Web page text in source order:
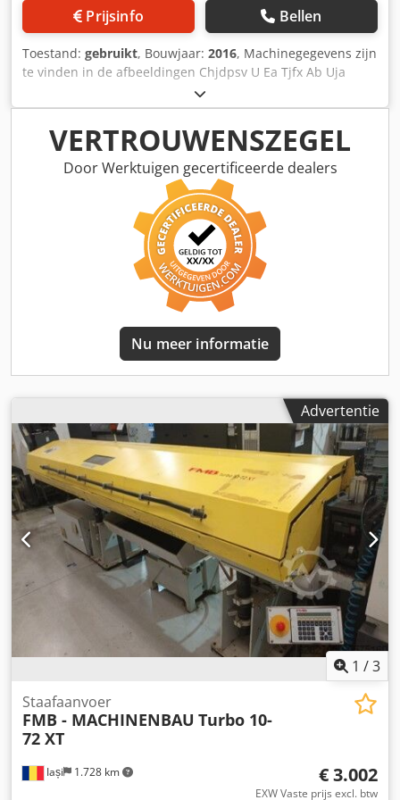
GmbH Cedpfxsgculvj Ab Usha
Prijsinfo Bellen
Toestand: gebruikt, Bouwjaar: 2016, Machinegegevens zijn
te vinden in de afbeeldingen Chjdpsv U Ea Tjfx Ab Uja
VERTROUWENSZEGEL
Door Werktuigen gecertificeerde dealers
Nu meer informatie
Advertentie
1 /3
Iași 1.728 km
Staafaanvoer
FMB - MACHINENBAU Turbo 10-
72 XT
€ 3.002
EXW Vaste prijs excl. btw